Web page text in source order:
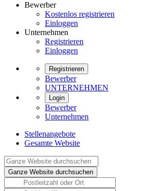
Bewerber
Kostenlos registrieren
Einloggen
Unternehmen
Registrieren
Einloggen
Registrieren
Bewerber
UNTERNEHMEN
Login
Bewerber
Unternehmen
Stellenangebote
Gesamte Website